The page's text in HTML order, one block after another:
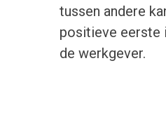
tussen andere
positieve eerste
de werkgever.